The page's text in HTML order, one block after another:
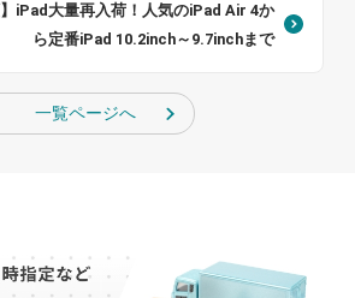
】iPad大量再入荷！人気のiPad Air 4か
ら定番iPad 10.2inch～9.7inchまで
一覧ページへ